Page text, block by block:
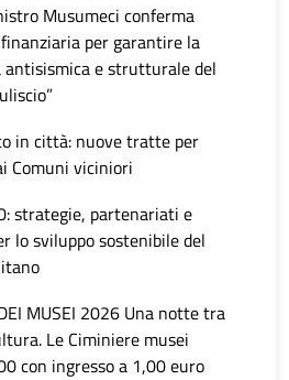
Musumeci conferma
per garantire la
antisismica e strutturale del
in città: nuove tratte per
Comuni viciniori
strategie, partenariati e
lo sviluppo sostenibile del
MUSEI 2026 Una notte tra
Le Ciminiere musei
con ingresso a 1,00 euro